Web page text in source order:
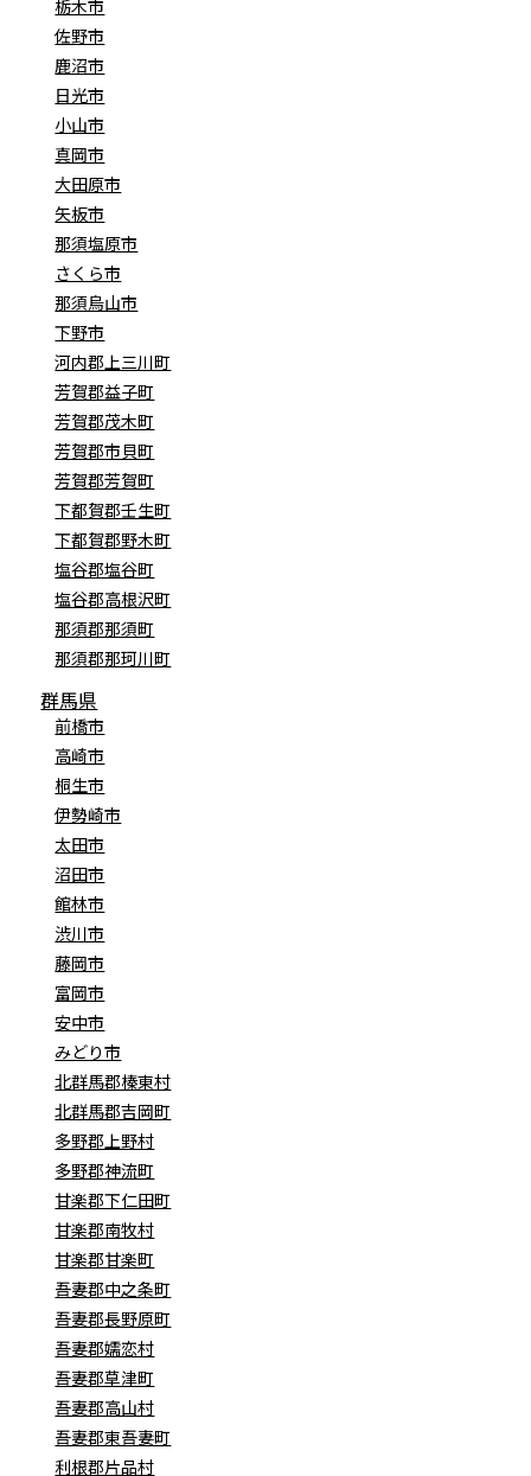
栃木市
佐野市
鹿沼市
日光市
小山市
真岡市
大田原市
矢板市
那須塩原市
さくら市
那須烏山市
下野市
河内郡上三川町
芳賀郡益子町
芳賀郡茂木町
芳賀郡市貝町
芳賀郡芳賀町
下都賀郡壬生町
下都賀郡野木町
塩谷郡塩谷町
塩谷郡高根沢町
那須郡那須町
那須郡那珂川町
群馬県
前橋市
高崎市
桐生市
伊勢崎市
太田市
沼田市
館林市
渋川市
藤岡市
富岡市
安中市
みどり市
北群馬郡榛東村
北群馬郡吉岡町
多野郡上野村
多野郡神流町
甘楽郡下仁田町
甘楽郡南牧村
甘楽郡甘楽町
吾妻郡中之条町
吾妻郡長野原町
吾妻郡嬬恋村
吾妻郡草津町
吾妻郡高山村
吾妻郡東吾妻町
利根郡片品村